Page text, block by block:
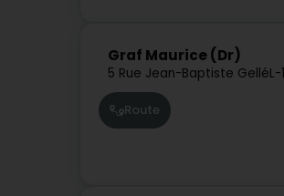
Graf Maurice (Dr)
5 Rue Jean-Baptiste GelléL-
Route